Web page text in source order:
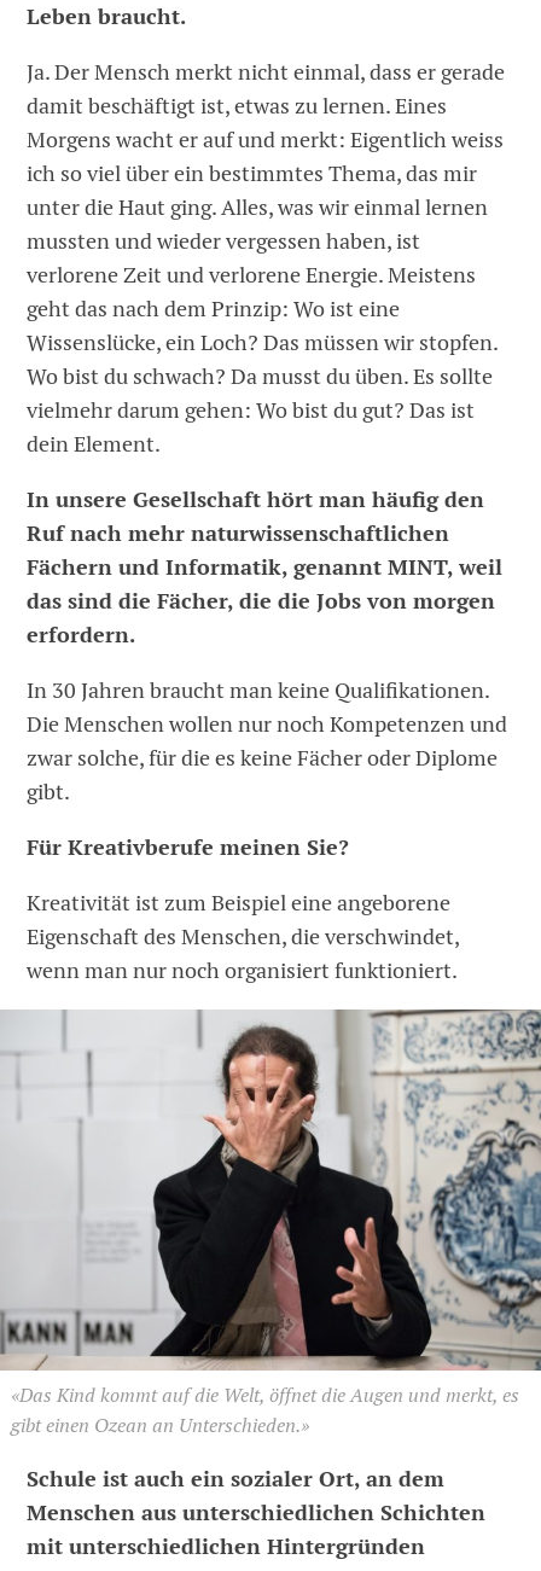
Leben braucht.
Ja. Der Mensch merkt nicht einmal, dass er gerade
damit beschäftigt ist, etwas zu lernen. Eines
Morgens wacht er auf und merkt: Eigentlich weiss
ich so viel über ein bestimmtes Thema, das mir
unter die Haut ging. Alles, was wir einmal lernen
mussten und wieder vergessen haben, ist
verlorene Zeit und verlorene Energie. Meistens
geht das nach dem Prinzip: Wo ist eine
Wissenslücke, ein Loch? Das müssen wir stopfen.
Wo bist du schwach? Da musst du üben. Es sollte
vielmehr darum gehen: Wo bist du gut? Das ist
dein Element.
In unsere Gesellschaft hört man häufig den
Ruf nach mehr naturwissenschaftlichen
Fächern und Informatik, genannt MINT, weil
das sind die Fächer, die die Jobs von morgen
erfordern.
In 30 Jahren braucht man keine Qualifikationen.
Die Menschen wollen nur noch Kompetenzen und
zwar solche, für die es keine Fächer oder Diplome
gibt.
Für Kreativberufe meinen Sie?
Kreativität ist zum Beispiel eine angeborene
Eigenschaft des Menschen, die verschwindet,
wenn man nur noch organisiert funktioniert.
«Das Kind kommt auf die Welt, öffnet die Augen und merkt, es
gibt einen Ozean an Unterschieden.»
Schule ist auch ein sozialer Ort, an dem
Menschen aus unterschiedlichen Schichten
mit unterschiedlichen Hintergründen